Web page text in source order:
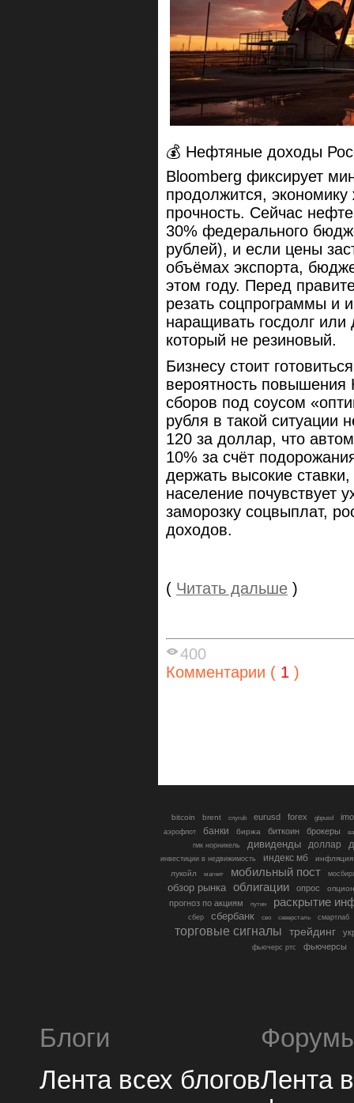
💰 Нефтяные доходы
Bloomberg фиксирует
продолжится,
прочность. Сейчас
30% федерального
рублей), и если цены
объёмах экспорта,
этом году. Перед
резать соцпрограммы и
наращивать госдолг
который не резиновый.
Бизнесу стоит
вероятность
сборов под соусом
рубля в такой ситуации
120 за доллар, что
10% за счёт
держать высокие
население почувствует
заморозку соцвыплат,
доходов.
( Читать дальше )
400
Комментарии ( 1 )
bitcoin brent cnyrub eurusd forex gbpusd
аэрофлот банки биржа биткоин брокеры
гмк норникель
дивиденды доллар
инвестиции в недвижимость индекс мб
инфляция
лукойл
магнит мобильный пост
обзор рынка облигации опрос
прогноз по акциям путин раскрытие
сбер сбербанк сво северсталь смартлаб
торговые сигналы трейдинг
фьючерс ртс фьючерсы
Блоги
Лента всех блоговЛента